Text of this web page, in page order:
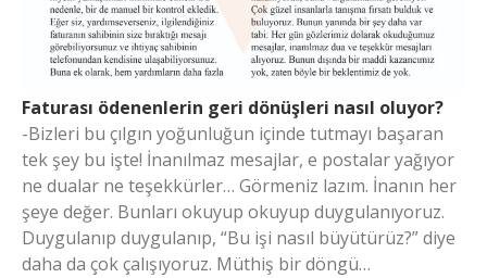
Faturası ödenenlerin geri dönüşleri nasıl oluyor?
-Bizleri bu çılgın yoğunluğun içinde tutmayı başaran
tek şey bu işte! İnanılmaz mesajlar, e postalar yağıyor
ne dualar ne teşekkürler… Görmeniz lazım. İnanın her
şeye değer. Bunları okuyup okuyup duygulanıyoruz.
Duygulanıp duygulanıp, “Bu işi nasıl büyütürüz?” diye
daha da çok çalışıyoruz. Müthiş bir döngü…